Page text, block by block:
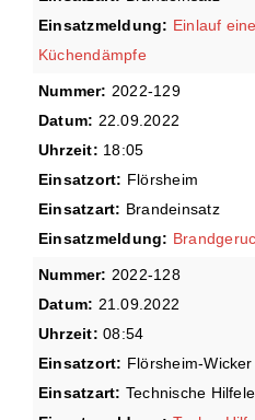
Einsatzmeldung: Einlauf
Küchendämpfe
Nummer: 2022-129
Datum: 22.09.2022
Uhrzeit: 18:05
Einsatzort: Flörsheim
Einsatzart: Brandeinsatz
Einsatzmeldung:
Nummer: 2022-128
Datum: 21.09.2022
Uhrzeit: 08:54
Einsatzort: Flörsheim-Wicker
Einsatzart: Technische